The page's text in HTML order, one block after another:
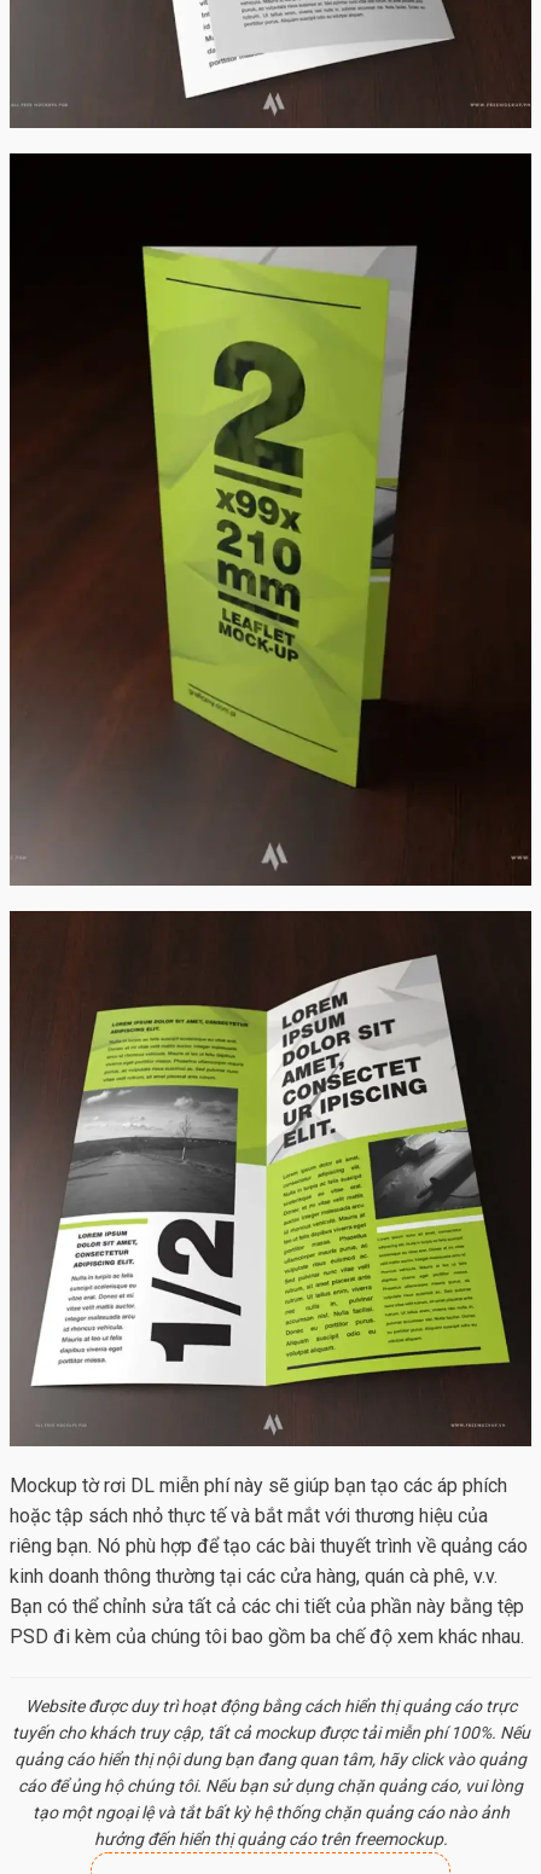
Mockup tờ rơi DL miễn phí này sẽ giúp bạn tạo các áp phích
hoặc tập sách nhỏ thực tế và bắt mắt với thương hiệu của
riêng bạn. Nó phù hợp để tạo các bài thuyết trình về quảng cáo
kinh doanh thông thường tại các cửa hàng, quán cà phê, v.v.
Bạn có thể chỉnh sửa tất cả các chi tiết của phần này bằng tệp
PSD đi kèm của chúng tôi bao gồm ba chế độ xem khác nhau.
Website được duy trì hoạt động bằng cách hiển thị quảng cáo trực
tuyến cho khách truy cập, tất cả mockupđược tải miễn phí 100%. Nếu
quảng cáo hiển thị nội dung bạn đang quan tâm, hãy click vào quảng
cáo để ủng hộ chúng tôi. Nếu bạn sử dụng chặn quảng cáo, vui lòng
tạo một ngoại lệ và tắt bất kỳ hệ thống chặn quảng cáo nào ảnh
hưởng đến hiển thị quảng cáo trên freemockup.